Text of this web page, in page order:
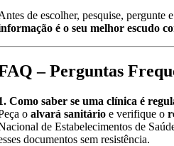
de escolher, pesquise, pergunte
é o seu melhor escudo
– Perguntas
Como saber se uma clínica é
oalvará sanitário e verifique o
de Estabelecimentos de
documentos sem resistência.